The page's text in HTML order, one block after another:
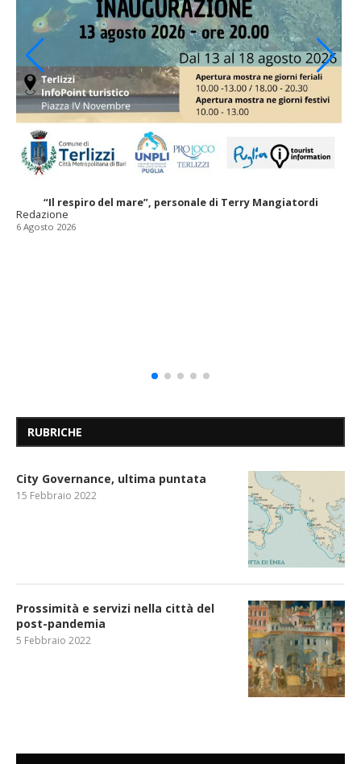
“Il respiro del mare”, personale di Terry Mangiatordi
Redazione
6 Agosto 2026
RUBRICHE
City Governance, ultima puntata
15 Febbraio 2022
Prossimità e servizi nella città del
post-pandemia
5 Febbraio 2022